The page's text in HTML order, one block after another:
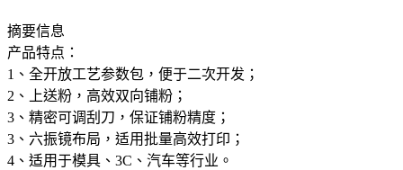
摘要信息
产品特点：
1、全开放工艺参数包，便于二次开发；
2、上送粉，高效双向铺粉；
3、精密可调刮刀，保证铺粉精度；
3、六振镜布局，适用批量高效打印；
4、适用于模具、3C、汽车等行业。